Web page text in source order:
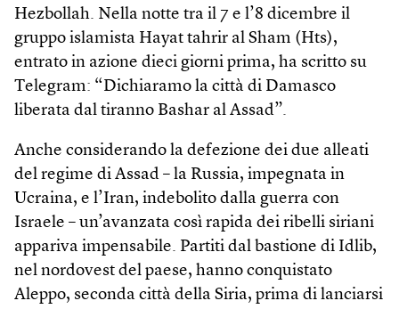
Hezbollah. Nella notte tra il 7 e l’8 dicembre il
gruppo islamista Hayat tahrir al Sham (Hts),
entrato in azione dieci giorni prima, ha scritto su
Telegram: “Dichiaramo la città di Damasco
liberata dal tiranno Bashar al Assad”.
Anche considerando la defezione dei due alleati
del regime di Assad – la Russia, impegnata in
Ucraina, e l’Iran, indebolito dalla guerra con
Israele – un’avanzata così rapida dei ribelli siriani
appariva impensabile. Partiti dal bastione di Idlib,
nel nordovest del paese, hanno conquistato
Aleppo, seconda città della Siria, prima di lanciarsi